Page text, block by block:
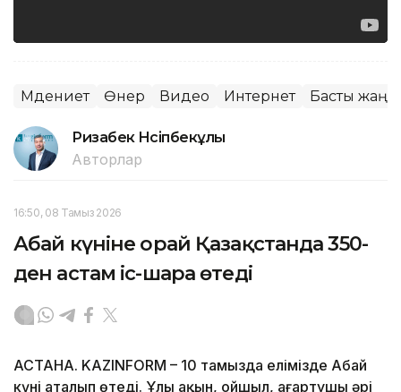
Мәдениет Өнер Видео Интернет Басты
Ризабек Нүсіпбекұлы
Авторлар
16:50, 08 Тамыз 2026
Абай күніне орай Қазақстанда 350-
ден астам іс-шара өтеді
АСТАНА. KAZINFORM – 10 тамызда елімізде Абай
күні аталып өтеді. Ұлы ақын, ойшыл, ағартушы әрі